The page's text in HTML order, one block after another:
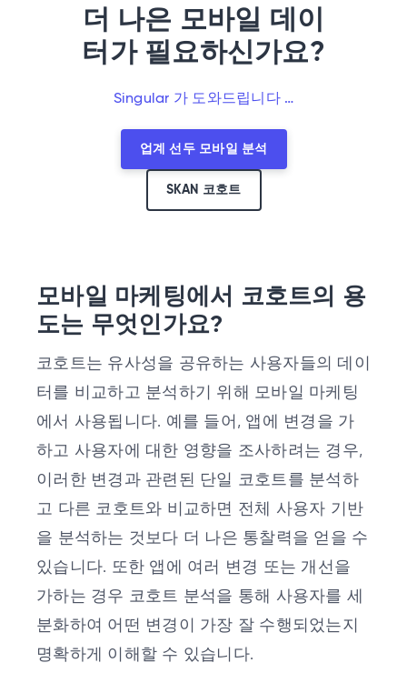
더 나은 모바일 데이
터가 필요하신가요?
Singular 가 도와드립니다 …
업계 선두 모바일 분석
SKAN 코호트
모바일 마케팅에서 코호트의 용
도는 무엇인가요?
코호트는 유사성을 공유하는 사용자들의 데이
터를 비교하고 분석하기 위해 모바일 마케팅
에서 사용됩니다. 예를 들어, 앱에 변경을 가
하고 사용자에 대한 영향을 조사하려는 경우,
이러한 변경과 관련된 단일 코호트를 분석하
고 다른 코호트와 비교하면 전체 사용자 기반
을 분석하는 것보다 더 나은 통찰력을 얻을 수
있습니다. 또한 앱에 여러 변경 또는 개선을
가하는 경우 코호트 분석을 통해 사용자를 세
분화하여 어떤 변경이 가장 잘 수행되었는지
명확하게 이해할 수 있습니다.